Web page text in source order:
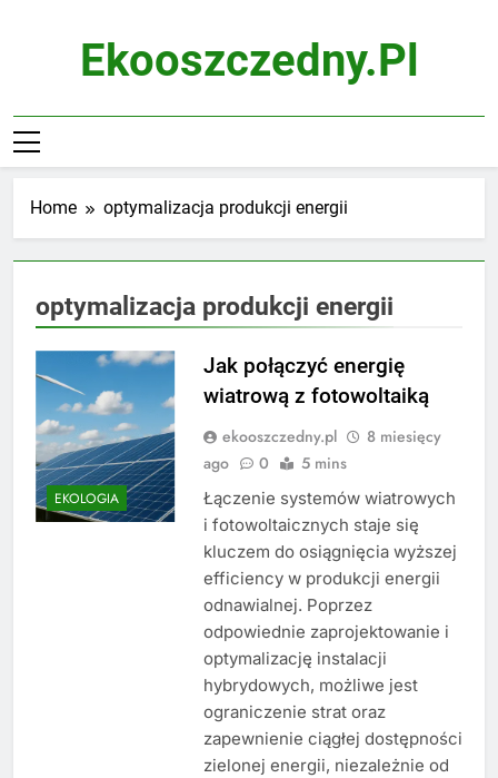
Ekooszczedny.pl
Home optymalizacja produkcji energii
optymalizacja produkcji energii
EKOLOGIA
Jak połączyć energię
wiatrową z fotowoltaiką
ekooszczedny.pl
8 miesięcy
ago
0 5 mins
Łączenie systemów wiatrowych
i fotowoltaicznych staje się
kluczem do osiągnięcia wyższej
efficiency w produkcji energii
odnawialnej. Poprzez
odpowiednie zaprojektowanie i
optymalizację instalacji
hybrydowych, możliwe jest
ograniczenie strat oraz
zapewnienie ciągłej dostępności
zielonej energii, niezależnie od